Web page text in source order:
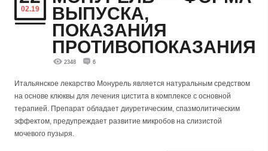
02.19
ВЫПУСКА,
ПОКАЗАНИЯ
ПРОТИВОПОКАЗАНИЯ
2348 6
Итальянское лекарство Монурель является натуральным средством
на основе клюквы для лечения цистита в комплексе с основной
терапией. Препарат обладает диуретическим, спазмолитическим
эффектом, предупреждает развитие микробов на слизистой
мочевого пузыря.